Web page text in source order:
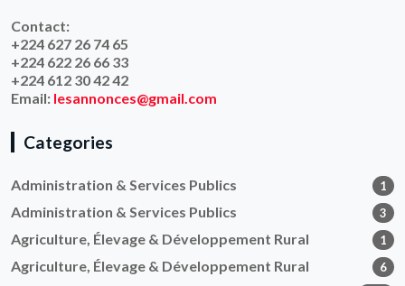
Contact:
+224 627 26 74 65
+224 622 26 66 33
+224 612 30 42 42
Email: lesannonces@gmail.com
Categories
Administration & Services Publics 1
Administration & Services Publics 3
Agriculture, Élevage & Développement Rural 1
Agriculture, Élevage & Développement Rural 6